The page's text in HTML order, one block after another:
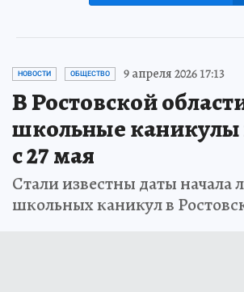
НОВОСТИ ОБЩЕСТВО 9 апреля 2026 17:13
В Ростовской
школьные каникулы
с 27 мая
Стали известны даты начала
школьных каникул в